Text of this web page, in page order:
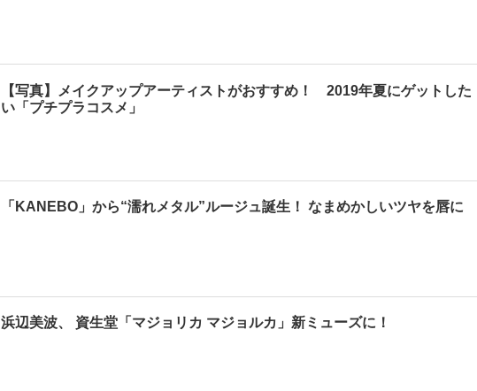
【写真】メイクアップアーティストがおすすめ！ 2019年夏にゲットした
い「プチプラコスメ」
「KANEBO」から“濡れメタル”ルージュ誕生！ なまめかしいツヤを唇に
浜辺美波、 資生堂「マジョリカ マジョルカ」新ミューズに！